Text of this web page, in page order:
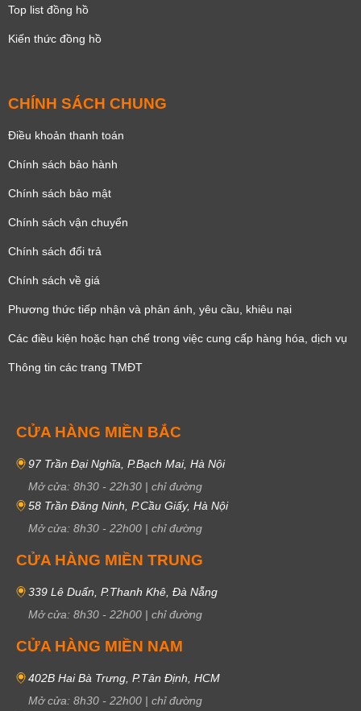
Top list đồng hồ
Kiến thức đồng hồ
CHÍNH SÁCH CHUNG
Điều khoản thanh toán
Chính sách bảo hành
Chính sách bảo mật
Chính sách vận chuyển
Chính sách đổi trả
Chính sách về giá
Phương thức tiếp nhận và phản ánh, yêu cầu, khiêu nại
Các điều kiện hoặc hạn chế trong việc cung cấp hàng hóa, dịch vụ
Thông tin các trang TMĐT
CỬA HÀNG MIỀN BẮC
97 Trần Đại Nghĩa, P.Bạch Mai, Hà Nội
Mở cửa: 8h30 - 22h30 | chỉ đường
58 Trần Đăng Ninh, P.Cầu Giấy, Hà Nội
Mở cửa: 8h30 - 22h00 | chỉ đường
CỬA HÀNG MIỀN TRUNG
339 Lê Duẩn, P.Thanh Khê, Đà Nẵng
Mở cửa: 8h30 - 22h00 | chỉ đường
CỬA HÀNG MIỀN NAM
402B Hai Bà Trưng, P.Tân Định, HCM
Mở cửa: 8h30 - 22h00 | chỉ đường